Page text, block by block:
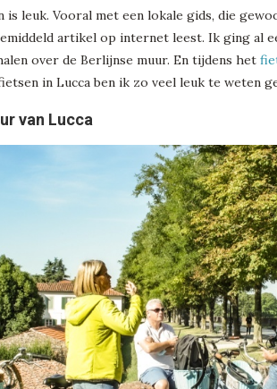
leuk. Vooral met een lokale gids, die
artikel op internet leest. Ik ging al
over de Berlijnse muur. En tijdens het
in Lucca ben ik zo veel leuk te weten
van Lucca